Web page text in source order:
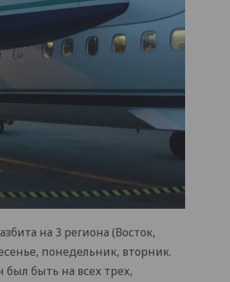
на 3 региона (Восток,
понедельник, вторник.
быть на всех трех,